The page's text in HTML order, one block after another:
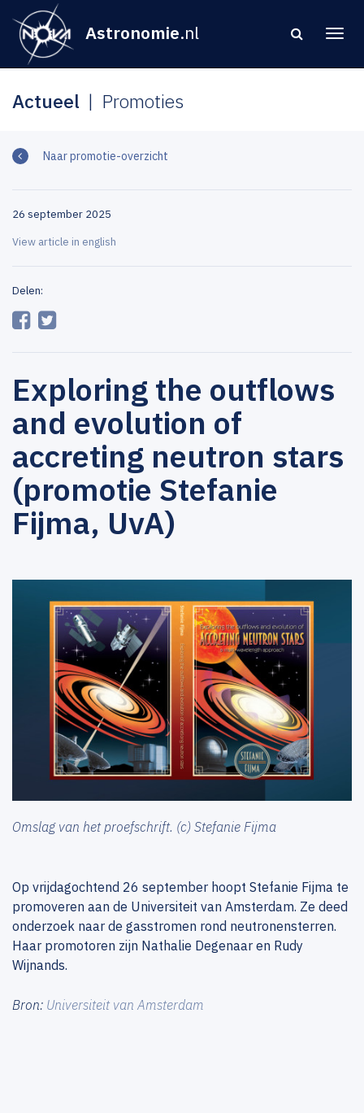
Astronomie.nl
Actueel Promoties
Naar promotie-overzicht
26 september 2025
View article in english
Delen:
Exploring the outflows
and evolution of
accreting neutron stars
(promotie Stefanie
Fijma, UvA)
Omslag van het proefschrift. (c) Stefanie Fijma
Op vrijdagochtend 26 september hoopt Stefanie Fijma te
promoveren aan de Universiteit van Amsterdam. Ze deed
onderzoek naar de gasstromen rond neutronensterren.
Haar promotoren zijn Nathalie Degenaar en Rudy
Wijnands.
Bron: Universiteit van Amsterdam